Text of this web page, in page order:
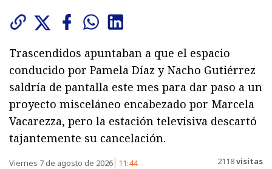
Trascendidos apuntaban a que el espacio
conducido por Pamela Díaz y Nacho Gutiérrez
saldría de pantalla este mes para dar paso a un
proyecto misceláneo encabezado por Marcela
Vacarezza, pero la estación televisiva descartó
tajantemente su cancelación.
Viernes 7 de agosto de 2026 11:44 2118visitas